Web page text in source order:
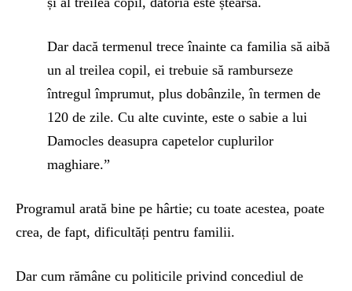
Dar dacă termenul trece înainte ca familia să aibă
un al treilea copil, ei trebuie să ramburseze
întregul împrumut, plus dobânzile, în termen de
120 de zile. Cu alte cuvinte, este o sabie a lui
Damocles deasupra capetelor cuplurilor
maghiare.”
Programul arată bine pe hârtie; cu toate acestea, poate
crea, de fapt, dificultăți pentru familii.
Dar cum rămâne cu politicile privind concediul de